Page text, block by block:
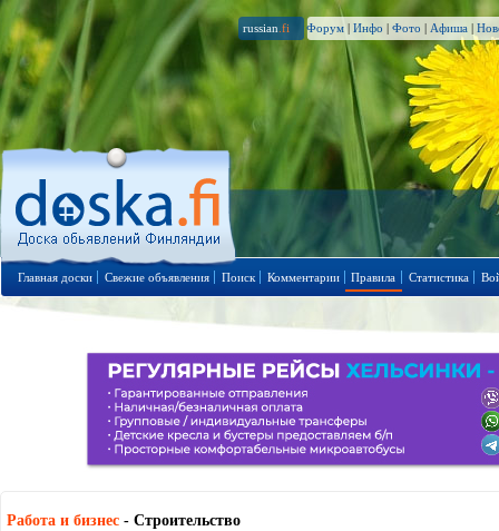
russian .fi Форум | Инфо | Фото | Афиша |
Главная доски Свежие объявления Поиск Комментарии Правила Статистика
Работа и бизнес - Строительство